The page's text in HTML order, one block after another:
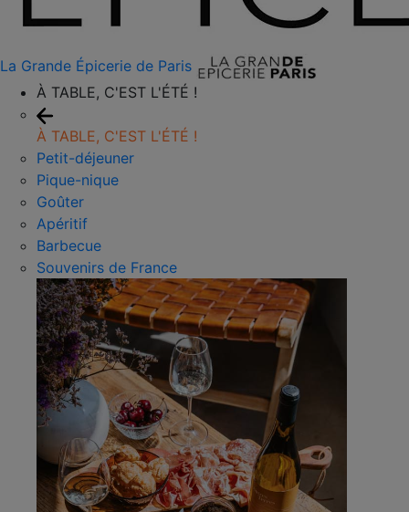
La Grande Épicerie de Paris
À TABLE, C'EST L'ÉTÉ !
À TABLE, C'EST L'ÉTÉ !
Petit-déjeuner
Pique-nique
Goûter
Apéritif
Barbecue
Souvenirs de France